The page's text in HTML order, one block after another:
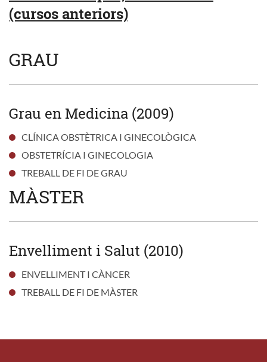
(cursos anteriors)
GRAU
Grau en Medicina (2009)
CLÍNICA OBSTÈTRICA I GINECOLÒGICA
OBSTETRÍCIA I GINECOLOGIA
TREBALL DE FI DE GRAU
MÀSTER
Envelliment i Salut (2010)
ENVELLIMENT I CÀNCER
TREBALL DE FI DE MÀSTER